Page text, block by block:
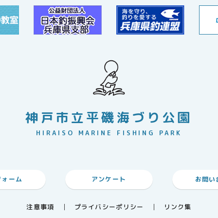
神戸市立平磯海づり公園
HIRAISO MARINE FISHING PARK
ーム アンケート お問い
注意事項 プライバシーポリシー リンク集